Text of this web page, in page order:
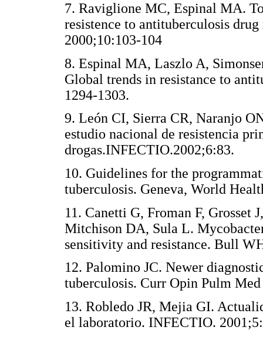
7. Raviglione MC, Espinal MA.
resistence to antituberculosis
2000;10:103-104
8. Espinal MA, Laszlo A,
Global trends in resistance to
1294-1303.
9. León CI, Sierra CR, Naranjo
estudio nacional de resistencia
drogas.INFECTIO.2002;6:83.
10. Guidelines for the
tuberculosis. Geneva, World
11. Canetti G, Froman F, Grosset
Mitchison DA, Sula L.
sensitivity and resistance. Bull
12. Palomino JC. Newer
tuberculosis. Curr Opin Pulm
13. Robledo JR, Mejia GI.
el laboratorio. INFECTIO.